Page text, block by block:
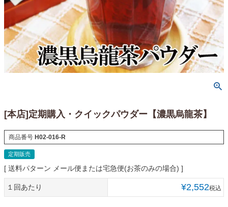
[本店]定期購入・クイックパウダー【濃黒烏龍茶】
商品番号 H02-016-R
定期販売
送料パターン メール便または宅急便(お茶のみの場合)
１回あたり ¥2,552税込